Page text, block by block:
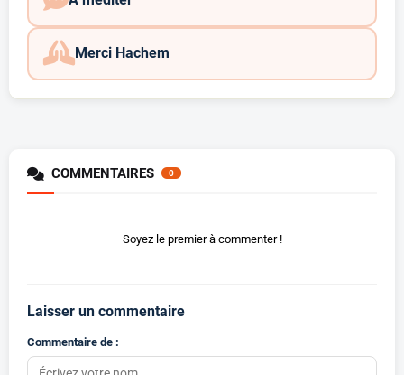
Merci Hachem
COMMENTAIRES 0
Soyez le premier à commenter !
Laisser un commentaire
Commentaire de :